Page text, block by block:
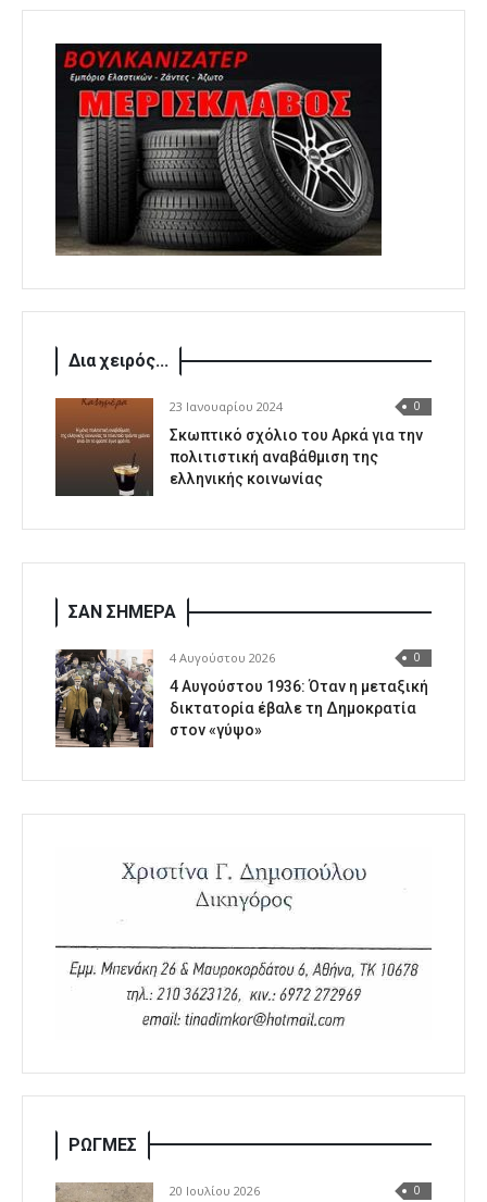
Δια χειρός...
23 Ιανουαρίου 2024 0
Σκωπτικό σχόλιο του Αρκά για την
πολιτιστική αναβάθμιση της
ελληνικής κοινωνίας
ΣΑΝ ΣΗΜΕΡΑ
4 Αυγούστου 2026 0
4 Αυγούστου 1936: Όταν η μεταξική
δικτατορία έβαλε τη Δημοκρατία
στον «γύψο»
ΡΩΓΜΕΣ
20 Ιουλίου 2026 0